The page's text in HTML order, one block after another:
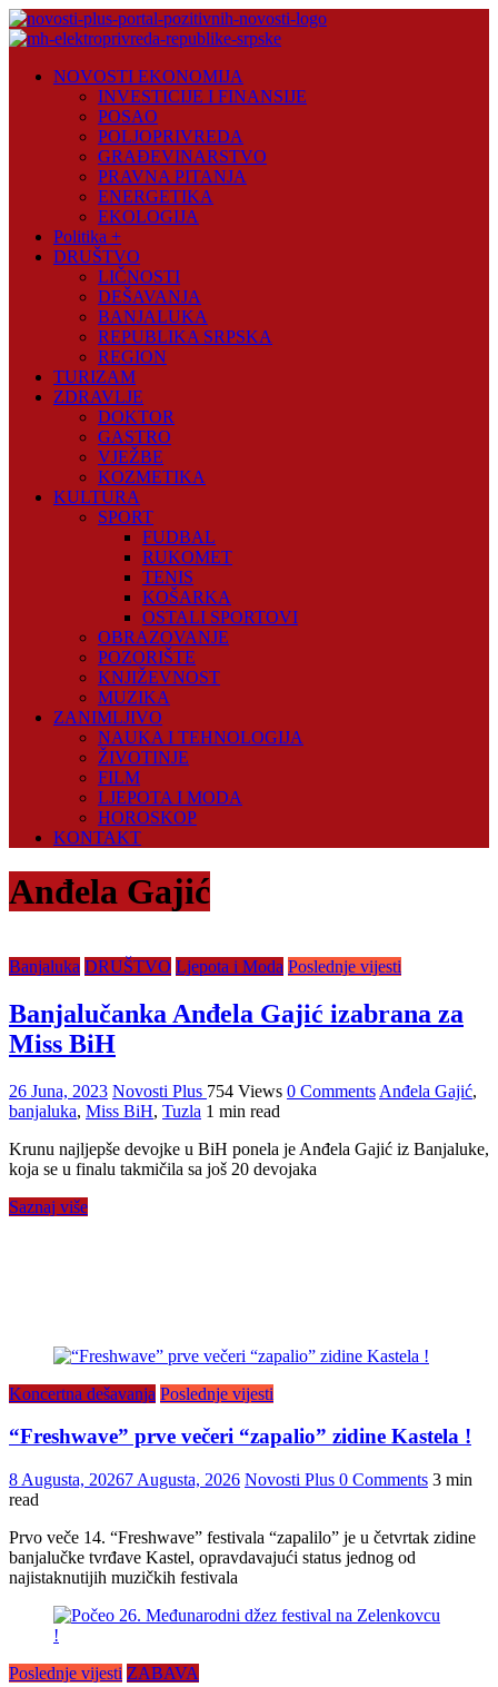
Skip
to
Plus
NOVOSTI EKONOMIJA
INVESTICIJE I FINANSIJE
POSAO
POLJOPRIVREDA
GRAĐEVINARSTVO
PRAVNA PITANJA
ENERGETIKA
EKOLOGIJA
Politika +
DRUŠTVO
LIČNOSTI
DEŠAVANJA
BANJALUKA
REPUBLIKA SRPSKA
REGION
TURIZAM
ZDRAVLJE
DOKTOR
GASTRO
VJEŽBE
KOZMETIKA
KULTURA
SPORT
FUDBAL
RUKOMET
TENIS
KOŠARKA
OSTALI SPORTOVI
OBRAZOVANJE
POZORIŠTE
KNJIŽEVNOST
MUZIKA
ZANIMLJIVO
NAUKA I TEHNOLOGIJA
ŽIVOTINJE
FILM
LJEPOTA I MODA
HOROSKOP
KONTAKT
Anđela Gajić
Banjaluka DRUŠTVO Ljepota i Moda Poslednje vijesti
Banjalučanka Anđela Gajić izabrana za
Miss BiH
26 Juna, 2023 Novosti Plus 754 Views 0 Comments Anđela Gajić,
banjaluka, Miss BiH, Tuzla 1 min read
Krunu najljepše devojke u BiH ponela je Anđela Gajić iz Banjaluke,
koja se u finalu takmičila sa još 20 devojaka
Saznaj više
Koncertna dešavanja Poslednje vijesti
“Freshwave” prve večeri “zapalio” zidine Kastela !
8 Augusta, 20267 Augusta, 2026 Novosti Plus 0 Comments 3 min
read
Prvo veče 14. “Freshwave” festivala “zapalilo” je u četvrtak zidine
banjalučke tvrđave Kastel, opravdavajući status jednog od
najistaknutijih muzičkih festivala
Poslednje vijesti ZABAVA